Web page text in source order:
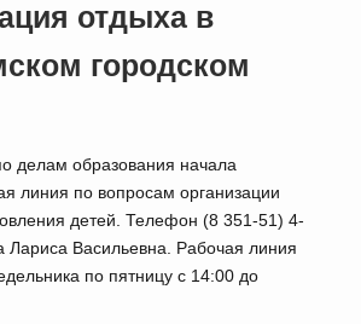
отдыха в
городском
делам образования начала
линия по вопросам организации
детей. Телефон (8 351-51) 4-
Лариса Васильевна. Рабочая линия
по пятницу с 14:00 до